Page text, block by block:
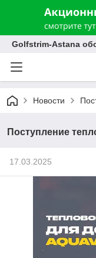
Golfstrim-Astana
Новости
Поступление
17.03.2025